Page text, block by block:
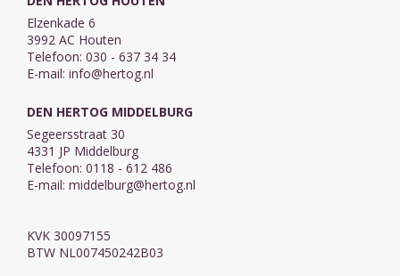
Elzenkade 6
3992 AC Houten
Telefoon: 030 - 637 34 34
E-mail: info@hertog.nl
DEN HERTOG MIDDELBURG
Segeersstraat 30
4331 JP Middelburg
Telefoon: 0118 - 612 486
E-mail: middelburg@hertog.nl
KVK 30097155
BTW NL007450242B03